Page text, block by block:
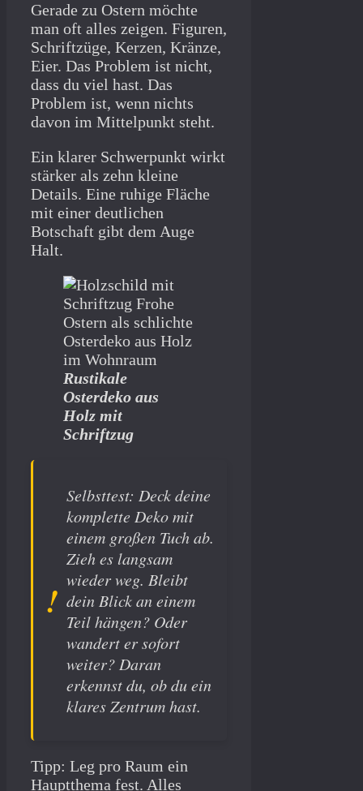
Gerade zu Ostern möchte
man oft alles zeigen. Figuren,
Schriftzüge, Kerzen, Kränze,
Eier. Das Problem ist nicht,
dass du viel hast. Das
Problem ist, wenn nichts
davon im Mittelpunkt steht.
Ein klarer Schwerpunkt wirkt
stärker als zehn kleine
Details. Eine ruhige Fläche
mit einer deutlichen
Botschaft gibt dem Auge
Halt.
Rustikale
Osterdeko aus
Holz mit
Schriftzug
Selbsttest: Deck deine
komplette Deko mit
einem großen Tuch ab.
Zieh es langsam
wieder weg. Bleibt
dein Blick an einem
Teil hängen? Oder
wandert er sofort
weiter? Daran
erkennst du, ob du ein
klares Zentrum hast.
Tipp: Leg pro Raum ein
Hauptthema fest. Alles